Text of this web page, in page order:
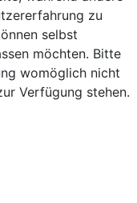
zu
selbst
möchten. Bitte
womöglich nicht
Verfügung stehen.